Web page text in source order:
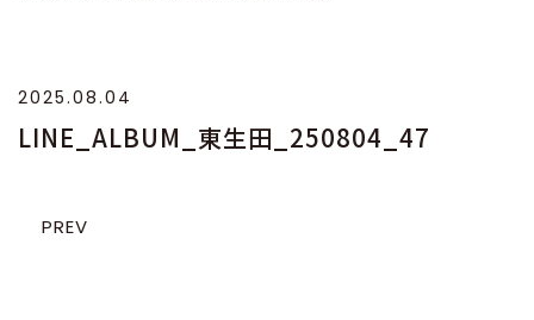
2025.08.04
LINE_ALBUM_東生田_250804_47
PREV